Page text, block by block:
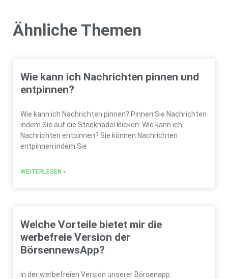
Ähnliche Themen
Wie kann ich Nachrichten pinnen und
entpinnen?
Wie kann ich Nachrichten pinnen? Pinnen Sie Nachrichten
indem Sie auf die Stecknadel klicken: Wie kann ich
Nachrichten entpinnen? Sie können Nachrichten
entpinnen indem Sie
WEITERLESEN »
Welche Vorteile bietet mir die
werbefreie Version der
BörsennewsApp?
In der werbefreien Version unserer Börsenapp